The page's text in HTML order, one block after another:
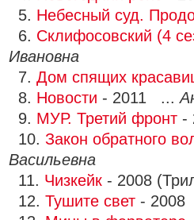
5. Небесный суд.
6. Склифосовский (4
Ивановна
7. Дом спящих
8. Новости - 2011 ...
9. МУР. Третий фронт -
10. Закон обратного
Васильевна
11. Чизкейк - 2008
12. Тушите свет -